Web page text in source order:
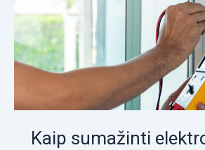
Kaip sumažinti
elektros
energijos
sąnaudas?